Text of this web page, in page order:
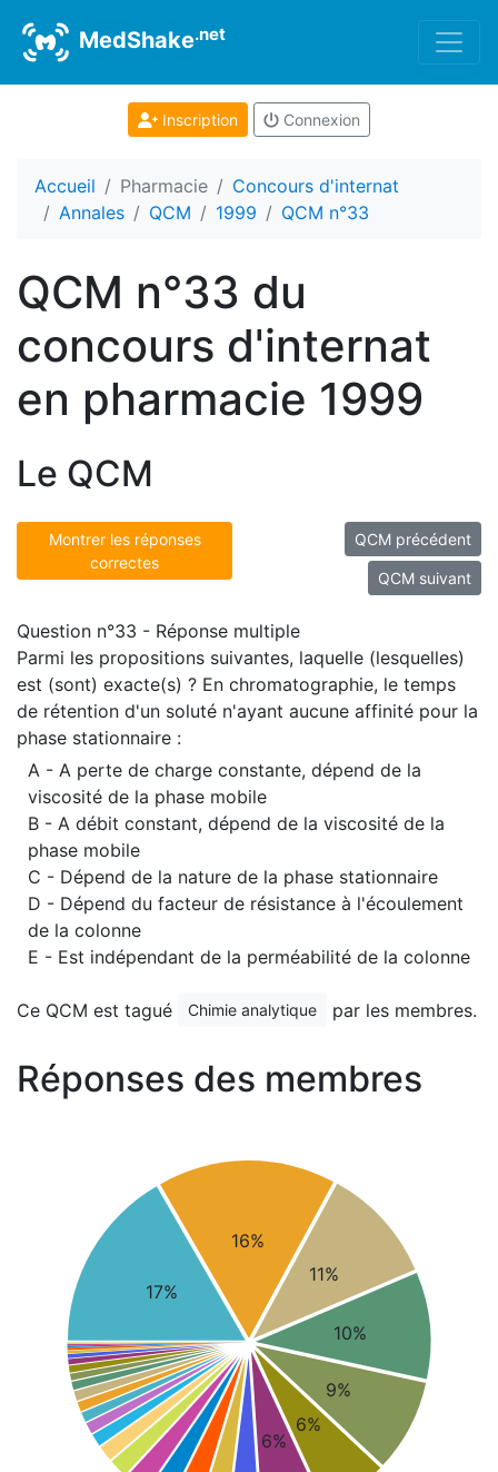
MedShake.net
Inscription Connexion
Accueil Pharmacie
Concours d'internat
Annales
QCM 1999 QCM n°33
QCM n°33 du
concours d'internat
en pharmacie 1999
Le QCM
Montrer les réponses
correctes
QCM précédent
QCM suivant
Question n°33 - Réponse multiple
Parmi les propositions suivantes, laquelle (lesquelles)
est (sont) exacte(s) ? En chromatographie, le temps
de rétention d'un soluté n'ayant aucune affinité pour la
phase stationnaire :
A - A perte de charge constante, dépend de la
viscosité de la phase mobile
B - A débit constant, dépend de la viscosité de la
phase mobile
C - Dépend de la nature de la phase stationnaire
D - Dépend du facteur de résistance à l'écoulement
de la colonne
E - Est indépendant de la perméabilité de la colonne
Ce QCM est tagué Chimie analytique par les membres.
Réponses des membres
17%
16%
11%
10%
9%
6%
6%